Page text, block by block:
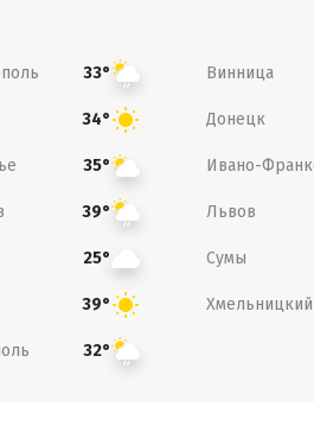
33° Винница
34° Донецк
35° Ивано-
39° Львов
25° Сумы
39° Хмельницкий
32°